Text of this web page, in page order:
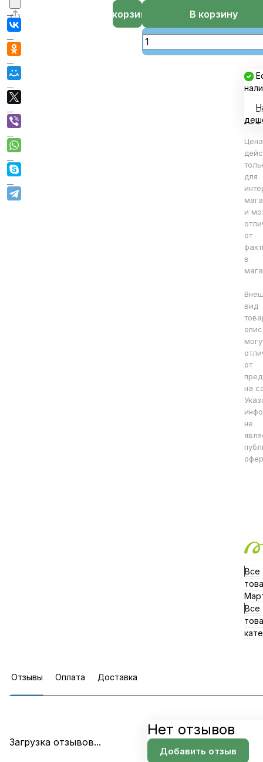
В корзину
В корзине
Цена
для
и
от
в
вид
от
на
не
Все
Все
Отзывы Оплата Доставка
Загрузка отзывов...
Нет отзывов
Добавить отзыв